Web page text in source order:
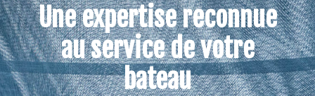
Une expertise reconnue
au service de votre
bateau